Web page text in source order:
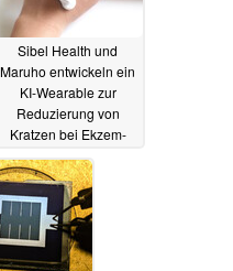
Sibel Health und
Maruho entwickeln ein
KI-Wearable zur
Reduzierung von
Kratzen bei Ekzem-
07.02.2025